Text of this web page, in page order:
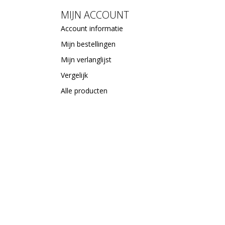
MIJN ACCOUNT
Account informatie
Mijn bestellingen
Mijn verlanglijst
Vergelijk
Alle producten